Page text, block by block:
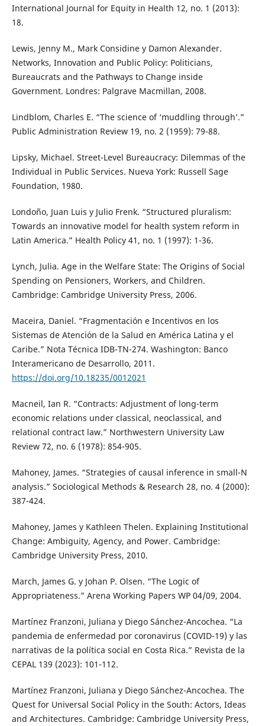
International Journal for Equity in Health 12, no. 1 (2013):
18.
Lewis, Jenny M., Mark Considine y Damon Alexander.
Networks, Innovation and Public Policy: Politicians,
Bureaucrats and the Pathways to Change inside
Government. Londres: Palgrave Macmillan, 2008.
Lindblom, Charles E. “The science of ‘muddling through’.”
Public Administration Review 19, no. 2 (1959): 79-88.
Lipsky, Michael. Street-Level Bureaucracy: Dilemmas of the
Individual in Public Services. Nueva York: Russell Sage
Foundation, 1980.
Londoño, Juan Luis y Julio Frenk. “Structured pluralism:
Towards an innovative model for health system reform in
Latin America.” Health Policy 41, no. 1 (1997): 1-36.
Lynch, Julia. Age in the Welfare State: The Origins of Social
Spending on Pensioners, Workers, and Children.
Cambridge: Cambridge University Press, 2006.
Maceira, Daniel. “Fragmentación e Incentivos en los
Sistemas de Atención de la Salud en América Latina y el
Caribe.” Nota Técnica IDB-TN-274. Washington: Banco
Interamericano de Desarrollo, 2011.
https://doi.org/10.18235/0012021
Macneil, Ian R. “Contracts: Adjustment of long-term
economic relations under classical, neoclassical, and
relational contract law.” Northwestern University Law
Review 72, no. 6 (1978): 854-905.
Mahoney, James. “Strategies of causal inference in small-N
analysis.” Sociological Methods & Research 28, no. 4 (2000):
387-424.
Mahoney, James y Kathleen Thelen. Explaining Institutional
Change: Ambiguity, Agency, and Power. Cambridge:
Cambridge University Press, 2010.
March, James G. y Johan P. Olsen. “The Logic of
Appropriateness.” Arena Working Papers WP 04/09, 2004.
Martínez Franzoni, Juliana y Diego Sánchez-Ancochea. “La
pandemia de enfermedad por coronavirus (COVID-19) y las
narrativas de la política social en Costa Rica.” Revista de la
CEPAL 139 (2023): 101-112.
Martínez Franzoni, Juliana y Diego Sánchez-Ancochea. The
Quest for Universal Social Policy in the South: Actors, Ideas
and Architectures. Cambridge: Cambridge University Press,